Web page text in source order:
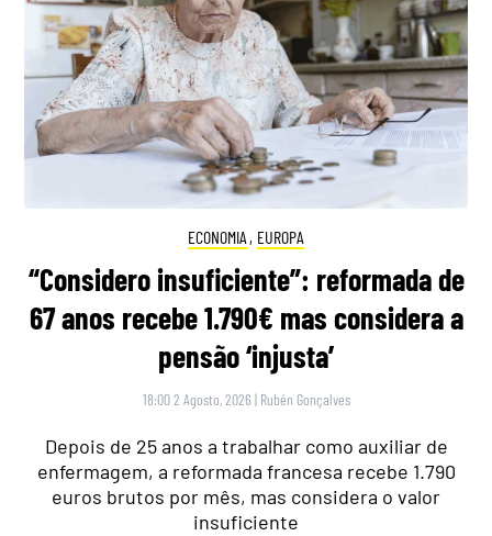
ECONOMIA , EUROPA
“Considero insuficiente”: reformada de
67 anos recebe 1.790€ mas considera a
pensão ‘injusta’
18:00 2 Agosto, 2026 | Rubén Gonçalves
Depois de 25 anos a trabalhar como auxiliar de
enfermagem, a reformada francesa recebe 1.790
euros brutos por mês, mas considera o valor
insuficiente